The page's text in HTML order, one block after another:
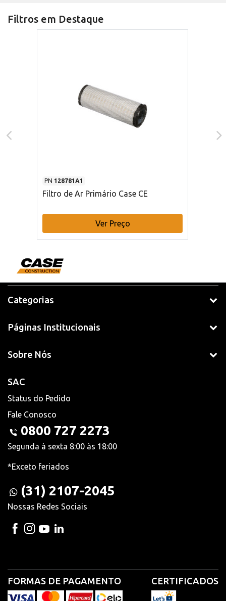
Filtros em Destaque
PN 128781A1
Filtro de Ar Primário Case CE
Ver Preço
Categorias
Páginas Institucionais
Sobre Nós
SAC
Status do Pedido
Fale Conosco
0800 727 2273
Segunda à sexta 8:00 às 18:00
*Exceto feriados
(31) 2107-2045
Nossas Redes Sociais
FORMAS DE PAGAMENTO CERTIFICADOS